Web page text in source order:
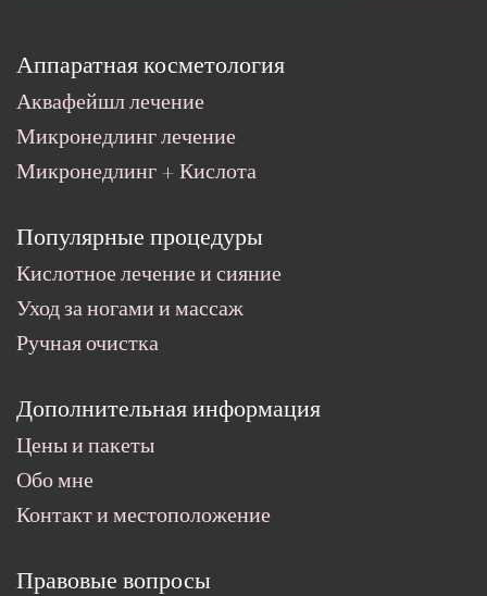
Аппаратная косметология
Аквафейшл лечение
Микронедлинг лечение
Микронедлинг + Кислота
Популярные процедуры
Кислотное лечение и сияние
Уход за ногами и массаж
Ручная очистка
Дополнительная информация
Цены и пакеты
Обо мне
Контакт и местоположение
Правовые вопросы